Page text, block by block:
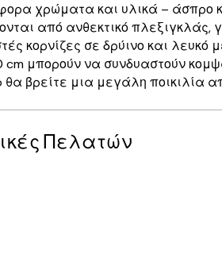
χρώματα και υλικά – άσπρο
από ανθεκτικό
σε δρύινο και λευκό
μπορούν να συνδυαστούν
βρείτε μια μεγάλη ποικιλία
Πελατών